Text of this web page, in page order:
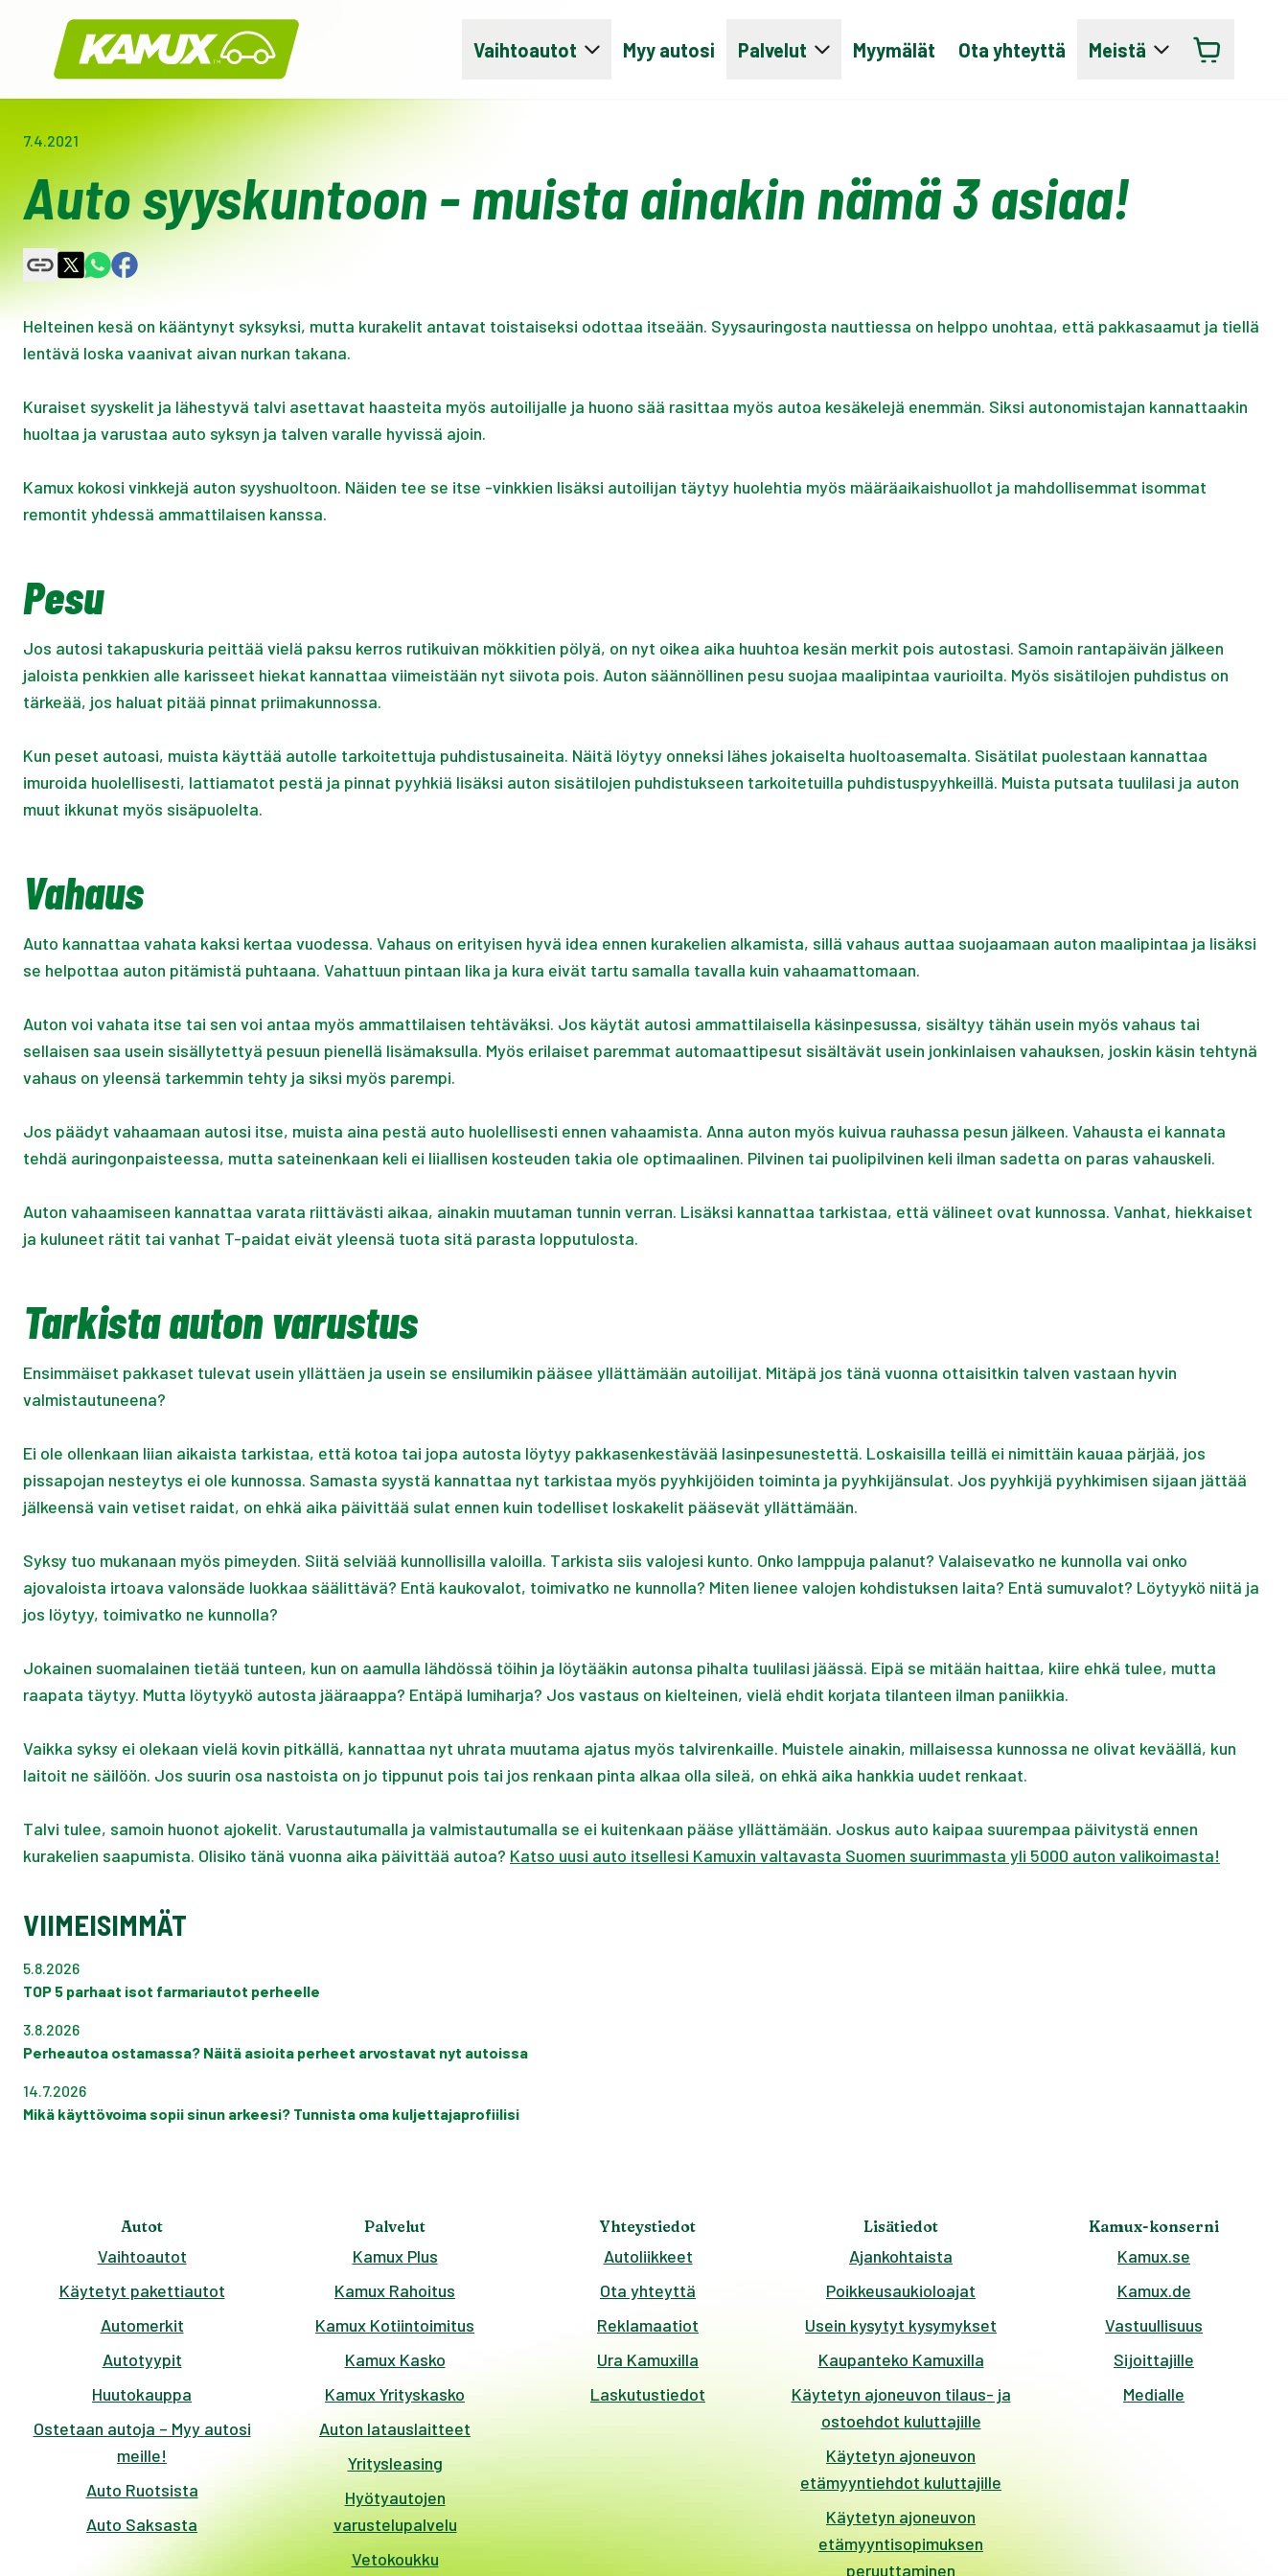
Kamux
Vaihtoautot Myy autosi Palvelut Myymälät Ota yhteyttä Meistä
7.4.2021
Auto syyskuntoon - muista ainakin nämä 3 asiaa!
Helteinen kesä on kääntynyt syksyksi, mutta kurakelit antavat toistaiseksi odottaa itseään. Syysauringosta nauttiessa on helppo unohtaa, että pakkasaamut ja tiellä
lentävä loska vaanivat aivan nurkan takana.
Kuraiset syyskelit ja lähestyvä talvi asettavat haasteita myös autoilijalle ja huono sää rasittaa myös autoa kesäkelejä enemmän. Siksi autonomistajan kannattaakin
huoltaa ja varustaa auto syksyn ja talven varalle hyvissä ajoin.
Kamux kokosi vinkkejä auton syyshuoltoon. Näiden tee se itse -vinkkien lisäksi autoilijan täytyy huolehtia myös määräaikaishuollot ja mahdollisemmat isommat
remontit yhdessä ammattilaisen kanssa.
Pesu
Jos autosi takapuskuria peittää vielä paksu kerros rutikuivan mökkitien pölyä, on nyt oikea aika huuhtoa kesän merkit pois autostasi. Samoin rantapäivän jälkeen
jaloista penkkien alle karisseet hiekat kannattaa viimeistään nyt siivota pois. Auton säännöllinen pesu suojaa maalipintaa vaurioilta. Myös sisätilojen puhdistus on
tärkeää, jos haluat pitää pinnat priimakunnossa.
Kun peset autoasi, muista käyttää autolle tarkoitettuja puhdistusaineita. Näitä löytyy onneksi lähes jokaiselta huoltoasemalta. Sisätilat puolestaan kannattaa
imuroida huolellisesti, lattiamatot pestä ja pinnat pyyhkiä lisäksi auton sisätilojen puhdistukseen tarkoitetuilla puhdistuspyyhkeillä. Muista putsata tuulilasi ja auton
muut ikkunat myös sisäpuolelta.
Vahaus
Auto kannattaa vahata kaksi kertaa vuodessa. Vahaus on erityisen hyvä idea ennen kurakelien alkamista, sillä vahaus auttaa suojaamaan auton maalipintaa ja lisäksi
se helpottaa auton pitämistä puhtaana. Vahattuun pintaan lika ja kura eivät tartu samalla tavalla kuin vahaamattomaan.
Auton voi vahata itse tai sen voi antaa myös ammattilaisen tehtäväksi. Jos käytät autosi ammattilaisella käsinpesussa, sisältyy tähän usein myös vahaus tai
sellaisen saa usein sisällytettyä pesuun pienellä lisämaksulla. Myös erilaiset paremmat automaattipesut sisältävät usein jonkinlaisen vahauksen, joskin käsin tehtynä
vahaus on yleensä tarkemmin tehty ja siksi myös parempi.
Jos päädyt vahaamaan autosi itse, muista aina pestä auto huolellisesti ennen vahaamista. Anna auton myös kuivua rauhassa pesun jälkeen. Vahausta ei kannata
tehdä auringonpaisteessa, mutta sateinenkaan keli ei liiallisen kosteuden takia ole optimaalinen. Pilvinen tai puolipilvinen keli ilman sadetta on paras vahauskeli.
Auton vahaamiseen kannattaa varata riittävästi aikaa, ainakin muutaman tunnin verran. Lisäksi kannattaa tarkistaa, että välineet ovat kunnossa. Vanhat, hiekkaiset
ja kuluneet rätit tai vanhat T-paidat eivät yleensä tuota sitä parasta lopputulosta.
Tarkista auton varustus
Ensimmäiset pakkaset tulevat usein yllättäen ja usein se ensilumikin pääsee yllättämään autoilijat. Mitäpä jos tänä vuonna ottaisitkin talven vastaan hyvin
valmistautuneena?
Ei ole ollenkaan liian aikaista tarkistaa, että kotoa tai jopa autosta löytyy pakkasenkestävää lasinpesunestettä. Loskaisilla teillä ei nimittäin kauaa pärjää, jos
pissapojan nesteytys ei ole kunnossa. Samasta syystä kannattaa nyt tarkistaa myös pyyhkijöiden toiminta ja pyyhkijänsulat. Jos pyyhkijä pyyhkimisen sijaan jättää
jälkeensä vain vetiset raidat, on ehkä aika päivittää sulat ennen kuin todelliset loskakelit pääsevät yllättämään.
Syksy tuo mukanaan myös pimeyden. Siitä selviää kunnollisilla valoilla. Tarkista siis valojesi kunto. Onko lamppuja palanut? Valaisevatko ne kunnolla vai onko
ajovaloista irtoava valonsäde luokkaa säälittävä? Entä kaukovalot, toimivatko ne kunnolla? Miten lienee valojen kohdistuksen laita? Entä sumuvalot? Löytyykö niitä ja
jos löytyy, toimivatko ne kunnolla?
Jokainen suomalainen tietää tunteen, kun on aamulla lähdössä töihin ja löytääkin autonsa pihalta tuulilasi jäässä. Eipä se mitään haittaa, kiire ehkä tulee, mutta
raapata täytyy. Mutta löytyykö autosta jääraappa? Entäpä lumiharja? Jos vastaus on kielteinen, vielä ehdit korjata tilanteen ilman paniikkia.
Vaikka syksy ei olekaan vielä kovin pitkällä, kannattaa nyt uhrata muutama ajatus myös talvirenkaille. Muistele ainakin, millaisessa kunnossa ne olivat keväällä, kun
laitoit ne säilöön. Jos suurin osa nastoista on jo tippunut pois tai jos renkaan pinta alkaa olla sileä, on ehkä aika hankkia uudet renkaat.
Talvi tulee, samoin huonot ajokelit. Varustautumalla ja valmistautumalla se ei kuitenkaan pääse yllättämään. Joskus auto kaipaa suurempaa päivitystä ennen
kurakelien saapumista. Olisiko tänä vuonna aika päivittää autoa? Katso uusi auto itsellesi Kamuxin valtavasta Suomen suurimmasta yli 5000 auton valikoimasta!
VIIMEISIMMÄT
5.8.2026
TOP 5 parhaat isot farmariautot perheelle
3.8.2026
Perheautoa ostamassa? Näitä asioita perheet arvostavat nyt autoissa
14.7.2026
Mikä käyttövoima sopii sinun arkeesi? Tunnista oma kuljettajaprofiilisi
Autot
Vaihtoautot
Käytetyt pakettiautot
Automerkit
Autotyypit
Huutokauppa
Ostetaan autoja – Myy autosi
meille!
Auto Ruotsista
Auto Saksasta
Palvelut
Kamux Plus
Kamux Rahoitus
Kamux Kotiintoimitus
Kamux Kasko
Kamux Yrityskasko
Auton latauslaitteet
Yritysleasing
Hyötyautojen
varustelupalvelu
Vetokoukku
Yhteystiedot
Autoliikkeet
Ota yhteyttä
Reklamaatiot
Ura Kamuxilla
Laskutustiedot
Lisätiedot
Ajankohtaista
Poikkeusaukioloajat
Usein kysytyt kysymykset
Kaupanteko Kamuxilla
Käytetyn ajoneuvon tilaus- ja
ostoehdot kuluttajille
Käytetyn ajoneuvon
etämyyntiehdot kuluttajille
Käytetyn ajoneuvon
etämyyntisopimuksen
peruuttaminen
Kamux-konserni
Kamux.se
Kamux.de
Vastuullisuus
Sijoittajille
Medialle